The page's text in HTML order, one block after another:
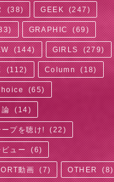
(38) GEEK (247)
) GRAPHIC (69)
(144) GIRLS (279)
(112) Column (18)
(65)
論 ( 14)
プを聴け! (22 )
ビュー (6)
動画 (7) OTHER (8)